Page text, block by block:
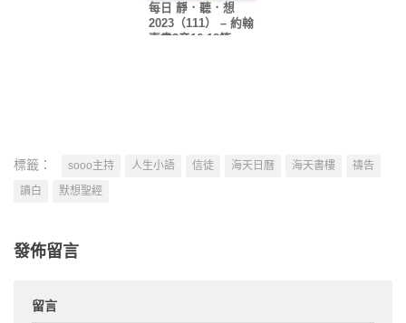
每日 靜．聽．想
2023（111） – 約翰
壹書3章16-18節
標籤： sooo主持 人生小語 信徒 海天日曆 海天書樓
禱告
讀白
默想聖經
發佈留言
留言